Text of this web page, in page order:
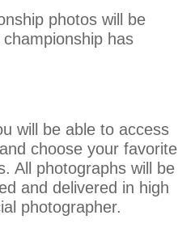
photos will be
has
will be able to access
choose your favorite
All photographs will be
and delivered in high
photographer.